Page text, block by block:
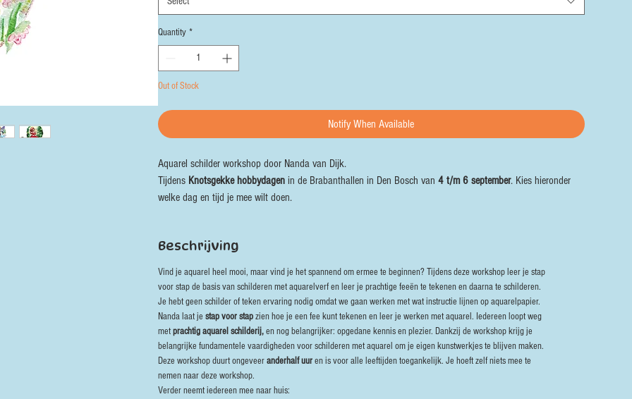
Quantity *
Out of Stock
Notify When Available
Aquarel schilder workshop door Nanda van Dijk.
Tijdens Knotsgekke hobbydagen in de Brabanthallen in Den Bosch van 4 t/m 6 september. Kies hieronder
welke dag en tijd je mee wilt doen.
Beschrijving
Vind je aquarel heel mooi, maar vind je het spannend om ermee te beginnen? Tijdens deze workshop leer je stap
voor stap de basis van schilderen met aquarelverf en leer je prachtige feeën te tekenen en daarna te schilderen.
Je hebt geen schilder of teken ervaring nodig omdat we gaan werken met wat instructie lijnen op aquarelpapier.
Nanda laat je stap voor stapzien hoe je een fee kunt tekenen en leer je werken met aquarel. Iedereen loopt weg
metprachtig aquarel schilderij,en nog belangrijker: opgedane kennis en plezier. Dankzij de workshop krijg je
belangrijke fundamentele vaardigheden voor schilderen met aquarel om je eigen kunstwerkjes te blijven maken.
Deze workshop duurt ongeveeranderhalf uuren is voor alle leeftijden toegankelijk. Je hoeft zelf niets mee te
nemen naar deze workshop.
Verder neemt iedereen mee naar huis: